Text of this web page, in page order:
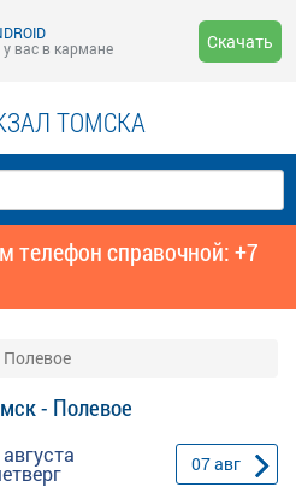
вас в кармане
Скачать
ТОМСКА
телефон справочной: +7
Полевое
- Полевое
07авг